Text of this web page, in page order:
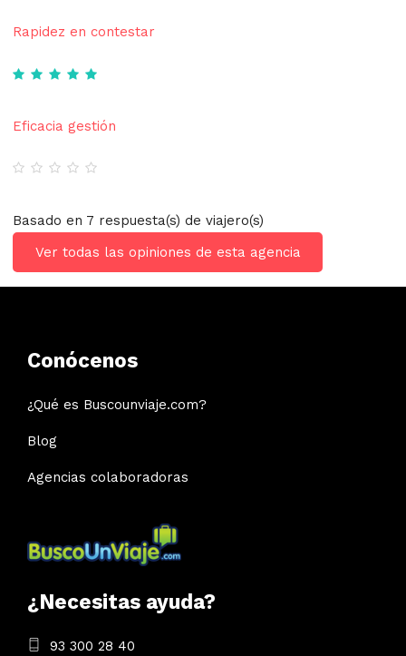
Rapidez en contestar
Eficacia gestión
Basado en 7 respuesta(s) de viajero(s)
Ver todas las opiniones de esta agencia
Conócenos
¿Qué es Buscounviaje.com?
Blog
Agencias colaboradoras
¿Necesitas ayuda?
93 300 28 40